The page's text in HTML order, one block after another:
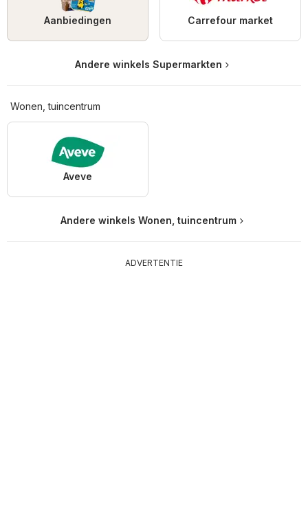
Aanbiedingen Carrefour market
Andere winkels Supermarkten
Wonen, tuincentrum
Aveve
Andere winkels Wonen, tuincentrum
ADVERTENTIE